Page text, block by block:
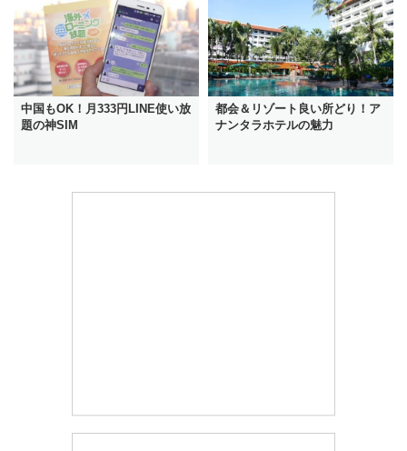
中国もOK！月333円LINE使い放
題の神SIM
都会＆リゾート良い所どり！ア
ナンタラホテルの魅力